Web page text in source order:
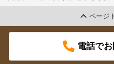
ページ
電話で